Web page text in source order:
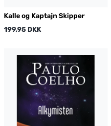
Kalle og Kaptajn Skipper
199,95 DKK